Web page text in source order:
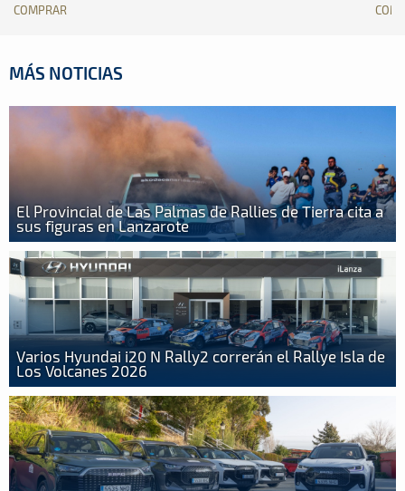
COMPRAR
MÁS NOTICIAS
El Provincial de Las Palmas de Rallies de Tierra cita a
sus figuras en Lanzarote
Varios Hyundai i20 N Rally2 correrán el Rallye Isla de
Los Volcanes 2026